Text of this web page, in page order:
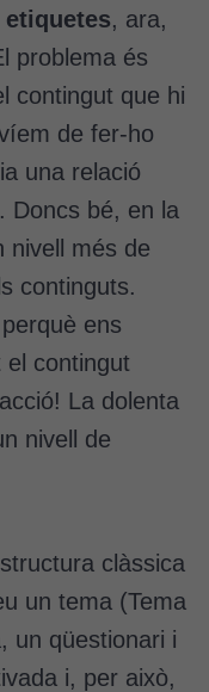
etiquetes, ara,
problema és
contingut que hi
de fer-ho
una relació
Doncs bé, en la
nivell més de
continguts.
ens
contingut
La dolenta
nivell de
clàssica
un tema (Tema
un qüestionari i
i, per això,